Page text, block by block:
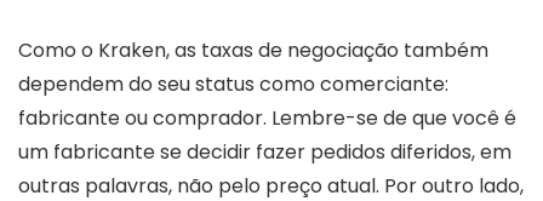
Como o Kraken, as taxas de negociação também
dependem do seu status como comerciante:
fabricante ou comprador. Lembre-se de que você é
um fabricante se decidir fazer pedidos diferidos, em
outras palavras, não pelo preço atual. Por outro lado,